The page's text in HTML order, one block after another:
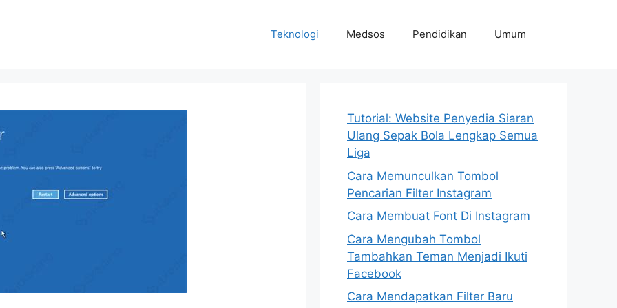
Teknologi Medsos Pendidikan Umum
Tutorial: Website Penyedia Siaran
Ulang Sepak Bola Lengkap Semua
Liga
Cara Memunculkan Tombol
Pencarian Filter Instagram
Cara Membuat Font Di Instagram
Cara Mengubah Tombol
Tambahkan Teman Menjadi Ikuti
Facebook
Cara Mendapatkan Filter Baru